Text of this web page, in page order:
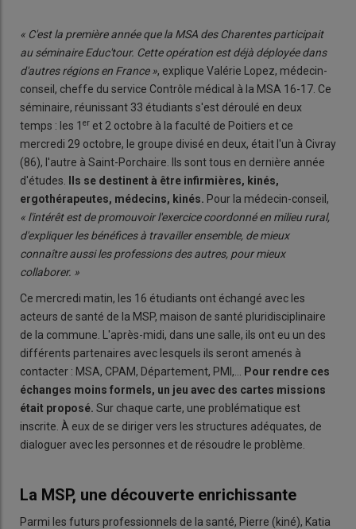
« C'est la première année que la MSA des Charentes participait
au séminaire Educ'tour. Cette opération est déjà déployée dans
d'autres régions en France », explique Valérie Lopez, médecin-
conseil, cheffe du service Contrôle médical à la MSA 16-17. Ce
séminaire, réunissant 33 étudiants s'est déroulé en deux
temps : les 1 er et 2 octobre à la faculté de Poitiers et ce
mercredi 29 octobre, le groupe divisé en deux, était l'un à Civray
(86), l'autre à Saint-Porchaire. Ils sont tous en dernière année
d'études.
Ils se destinent à être infirmières, kinés,
ergothérapeutes, médecins, kinés. Pour la médecin-conseil,
« l'intérêt est de promouvoir l'exercice coordonné en milieu rural,
d'expliquer les bénéfices à travailler ensemble, de mieux
connaître aussi les professions des autres, pour mieux
collaborer. »
Ce mercredi matin, les 16 étudiants ont échangé avec les
acteurs de santé de la MSP, maison de santé pluridisciplinaire
de la commune. L'après-midi, dans une salle, ils ont eu un des
différents partenaires avec lesquels ils seront amenés à
contacter : MSA, CPAM, Département, PMI,... Pour rendre ces
échanges moins formels, un jeu avec des cartes missions
était proposé. Sur chaque carte, une problématique est
inscrite. À eux de se diriger vers les structures adéquates, de
dialoguer avec les personnes et de résoudre le problème.
La MSP, une découverte enrichissante
Parmi les futurs professionnels de la santé, Pierre (kiné), Katia